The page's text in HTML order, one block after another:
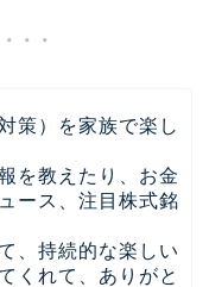
策）を家族で楽し
を教えたり、お金
ース、注目株式銘
、持続的な楽しい
くれて、ありがと